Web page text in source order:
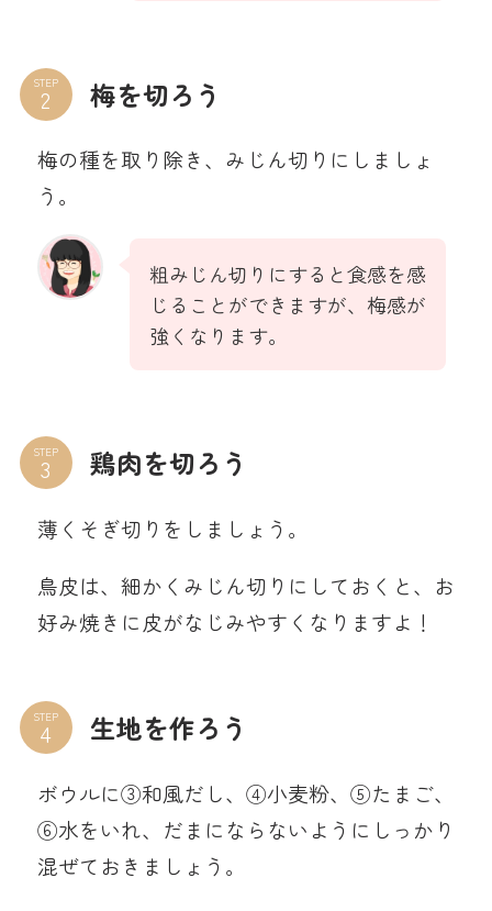
STEP 梅を切ろう
梅の種を取り除き、みじん切りにしましょ
う。
粗みじん切りにすると食感を感
じることができますが、梅感が
強くなります。
STEP 鶏肉を切ろう
薄くそぎ切りをしましょう。
鳥皮は、細かくみじん切りにしておくと、お
好み焼きに皮がなじみやすくなりますよ！
STEP 生地を作ろう
ボウルに③和風だし、④小麦粉、⑤たまご、
⑥水をいれ、だまにならないようにしっかり
混ぜておきましょう。